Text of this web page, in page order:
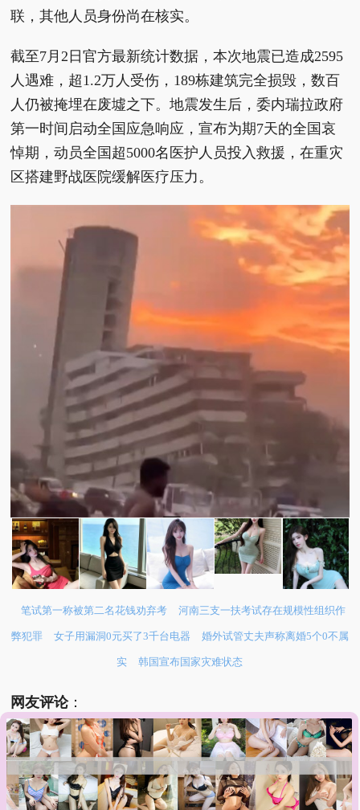
联，其他人员身份尚在核实。
截至7月2日官方最新统计数据，本次地震已造成2595
人遇难，超1.2万人受伤，189栋建筑完全损毁，数百
人仍被掩埋在废墟之下。地震发生后，委内瑞拉政府
第一时间启动全国应急响应，宣布为期7天的全国哀
悼期，动员全国超5000名医护人员投入救援，在重灾
区搭建野战医院缓解医疗压力。
笔试第一称被第二名花钱劝弃考 河南三支一扶考试存在规模性组织作
弊犯罪 女子用漏洞0元买了3千台电器 婚外试管丈夫声称离婚5个0不属
实 韩国宣布国家灾难状态
网友评论：
□ 本来就穷，还被漂亮国打劫了，现在地震雪上加霜
啊。